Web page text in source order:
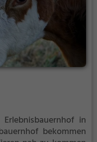
in
bekommen